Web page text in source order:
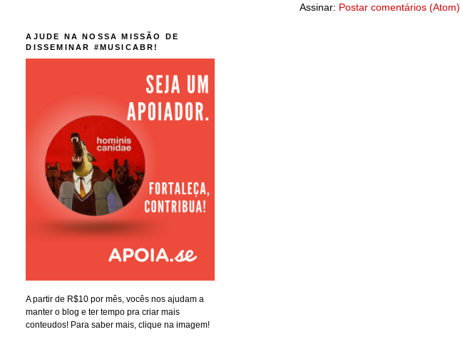
Assinar: Postar comentários (Atom)
AJUDE NA NOSSA MISSÃO DE
DISSEMINAR #MUSICABR!
A partir de R$10 por mês, vocês nos ajudam a
manter o blog e ter tempo pra criar mais
conteudos! Para saber mais, clique na imagem!